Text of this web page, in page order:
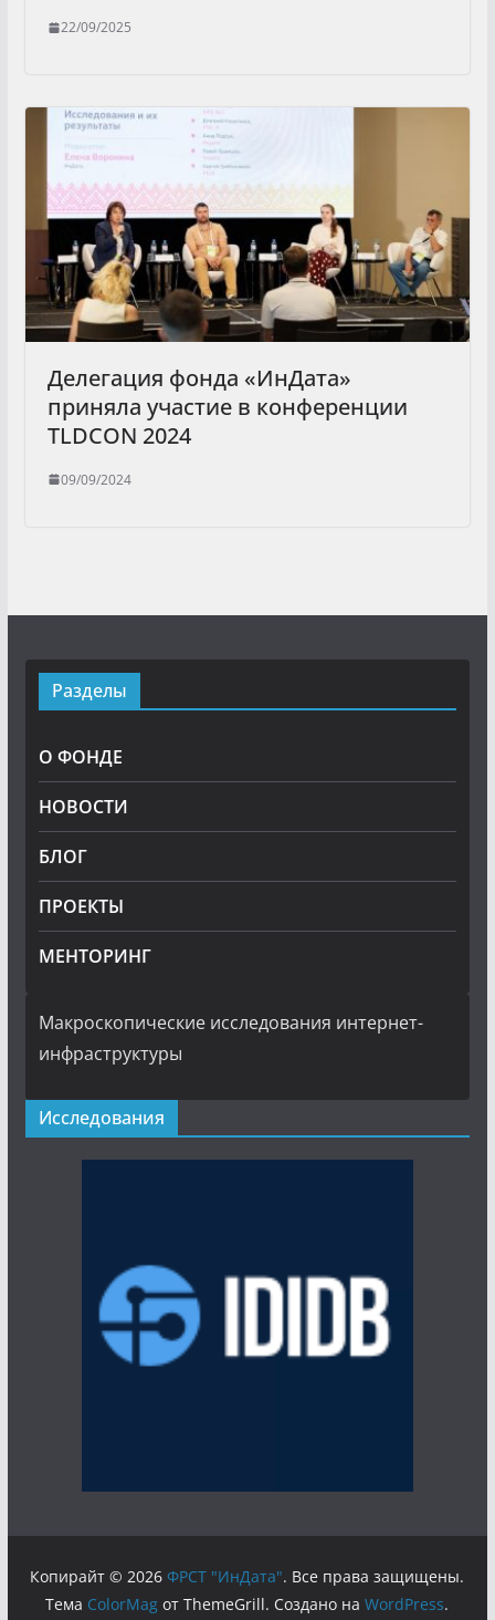
22/09/2025
Делегация фонда «ИнДата»
приняла участие в конференции
TLDCON 2024
09/09/2024
Разделы
О ФОНДЕ
НОВОСТИ
БЛОГ
ПРОЕКТЫ
МЕНТОРИНГ
Макроскопические исследования интернет-
инфраструктуры
Исследования
Копирайт © 2026ФРСТ "ИнДата". Все права защищены.
Тема ColorMag от ThemeGrill. Создано наWordPress.